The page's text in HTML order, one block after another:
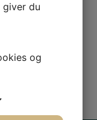
og
giver du
og